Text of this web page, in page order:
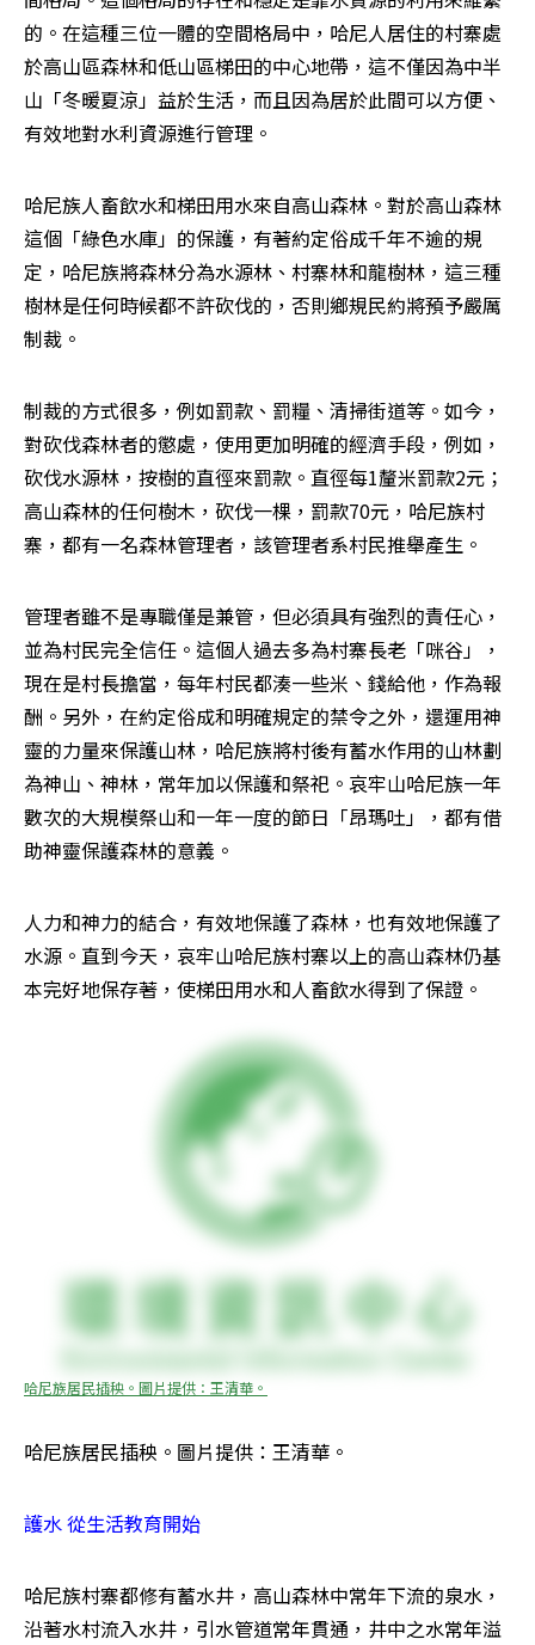
的。在這種三位一體的空間格局中，哈尼人居住的村寨處
於高山區森林和低山區梯田的中心地帶，這不僅因為中半
山「冬暖夏涼」益於生活，而且因為居於此間可以方便、
有效地對水利資源進行管理。
哈尼族人畜飲水和梯田用水來自高山森林。對於高山森林
這個「綠色水庫」的保護，有著約定俗成千年不逾的規
定，哈尼族將森林分為水源林、村寨林和龍樹林，這三種
樹林是任何時候都不許砍伐的，否則鄉規民約將預予嚴厲
制裁。
制裁的方式很多，例如罰款、罰糧、清掃街道等。如今，
對砍伐森林者的懲處，使用更加明確的經濟手段，例如，
砍伐水源林，按樹的直徑來罰款。直徑每1釐米罰款2元；
高山森林的任何樹木，砍伐一棵，罰款70元，哈尼族村
寨，都有一名森林管理者，該管理者系村民推舉產生。
管理者雖不是專職僅是兼管，但必須具有強烈的責任心，
並為村民完全信任。這個人過去多為村寨長老「咪谷」，
現在是村長擔當，每年村民都湊一些米、錢給他，作為報
酬。另外，在約定俗成和明確規定的禁令之外，還運用神
靈的力量來保護山林，哈尼族將村後有蓄水作用的山林劃
為神山、神林，常年加以保護和祭祀。哀牢山哈尼族一年
數次的大規模祭山和一年一度的節日「昂瑪吐」，都有借
助神靈保護森林的意義。
人力和神力的結合，有效地保護了森林，也有效地保護了
水源。直到今天，哀牢山哈尼族村寨以上的高山森林仍基
本完好地保存著，使梯田用水和人畜飲水得到了保證。
哈尼族居民插秧。圖片提供：王清華。
哈尼族居民插秧。圖片提供：王清華。
護水 從生活教育開始
哈尼族村寨都修有蓄水井，高山森林中常年下流的泉水，
沿著水村流入水井，引水管道常年貫通，井中之水常年溢